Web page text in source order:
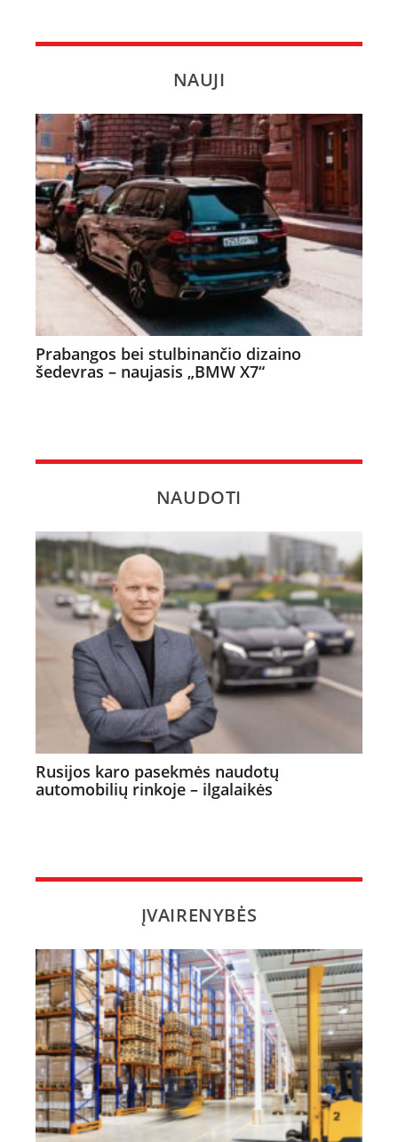
NAUJI
Prabangos bei stulbinančio dizaino
šedevras – naujasis „BMW X7“
NAUDOTI
Rusijos karo pasekmės naudotų
automobilių rinkoje – ilgalaikės
ĮVAIRENYBĖS